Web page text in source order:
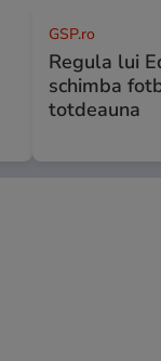
GSP.ro
Regula lui
schimba
totdeauna